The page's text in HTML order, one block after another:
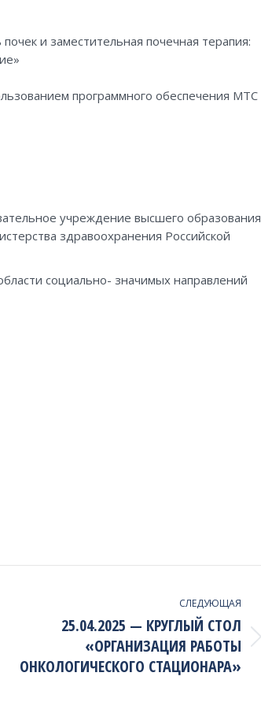
и заместительная почечная терапия:
программного обеспечения МТС
учреждение высшего образования
здравоохранения Российской
социально- значимых направлений
СЛЕДУЮЩАЯ
25.04.2025 — КРУГЛЫЙ СТОЛ
«ОРГАНИЗАЦИЯ РАБОТЫ
ОНКОЛОГИЧЕСКОГО СТАЦИОНАРА»